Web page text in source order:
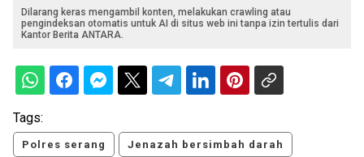
Dilarang keras mengambil konten, melakukan crawling atau
pengindeksan otomatis untuk AI di situs web ini tanpa izin tertulis dari
Kantor Berita ANTARA.
Tags:
Polres serang Jenazah bersimbah darah